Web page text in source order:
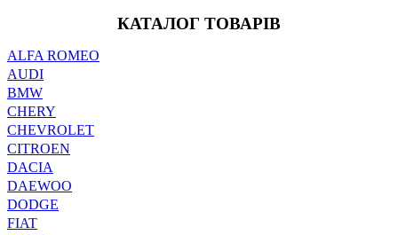
КАТАЛОГ ТОВАРІВ
ALFA ROMEO
AUDI
BMW
CHERY
CHEVROLET
CITROEN
DACIA
DAEWOO
DODGE
FIAT